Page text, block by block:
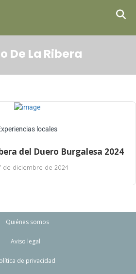
De La Ribera
locales
del Duero Burgalesa 2024
de diciembre de 2024
Quiénes somos
Aviso legal
de privacidad